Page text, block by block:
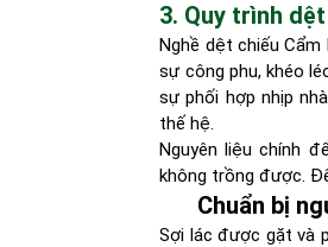
3. Quy trình
Nghề dệt chiếu
sự công phu, khéo
sự phối hợp nhịp
thế hệ.
Nguyên liệu chính
không trồng được.
Chuẩn bị
Sợi lác được gặt và